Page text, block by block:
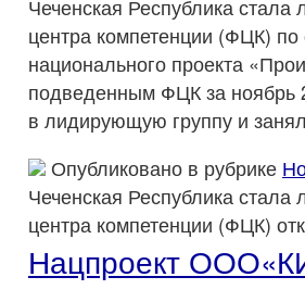
Чеченская Республика
центра компетенции (ФЦК)
национального проекта
подведенным ФЦК за ноябрь
в лидирующую группу и
Опубликовано в рубрике
Чеченская Республика
центра компетенции (ФЦК)
Нацпроект